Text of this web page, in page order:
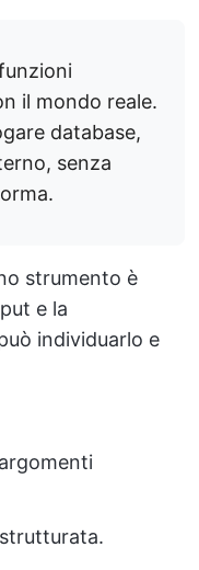
il mondo reale.
database,
senza
strumento è
e la
individuarlo e